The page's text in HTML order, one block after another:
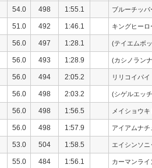
54.0 498 1:55.1 ブルーチッパ
51.0 492 1:46.1 キングヒーロ
56.0 497 1:28.1 (テイエムボ
56.0 493 1:28.9 (カシノラン
56.0 494 2:05.2 リリコイパイ
56.0 498 2:03.2 (シゲルエッ
56.0 498 1:56.5 メイショウキ
56.0 498 1:57.9 アイアムナチ
53.0 504 1:58.5 エイシンソニ
55.0 484 1:56.1 カーマンライ